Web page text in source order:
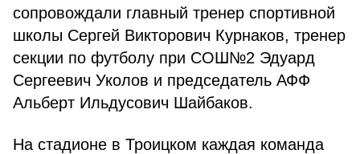
сопровождали главный тренер спортивной
школы Сергей Викторович Курнаков, тренер
секции по футболу при СОШ№2 Эдуард
Сергеевич Уколов и председатель АФФ
Альберт Ильдусович Шайбаков.
На стадионе в Троицком каждая команда